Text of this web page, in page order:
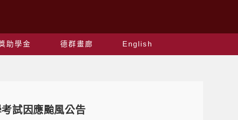
助學金 德群畫廊 English
試因應颱風公告